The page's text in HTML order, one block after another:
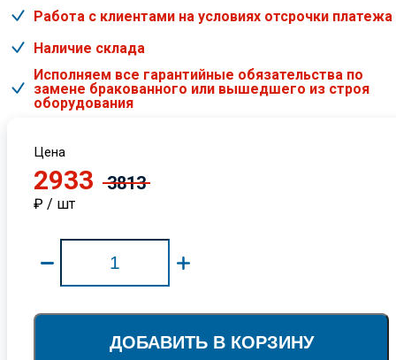
Работа с клиентами на условиях отсрочки платежа
Наличие склада
Исполняем все гарантийные обязательства по
замене бракованного или вышедшего из строя
оборудования
Цена
2933 3813
₽ / шт
ДОБАВИТЬ В КОРЗИНУ